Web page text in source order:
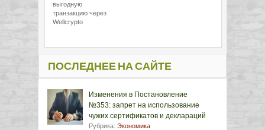
выгодную
транзакцию через
Wellcrypto
ПОСЛЕДНЕЕ НА САЙТЕ
Изменения в Постановление
№353: запрет на использование
чужих сертификатов и деклараций
Рубрика: Экономика